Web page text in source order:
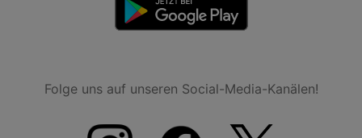
Folge uns auf unseren Social-Media-Kanälen!